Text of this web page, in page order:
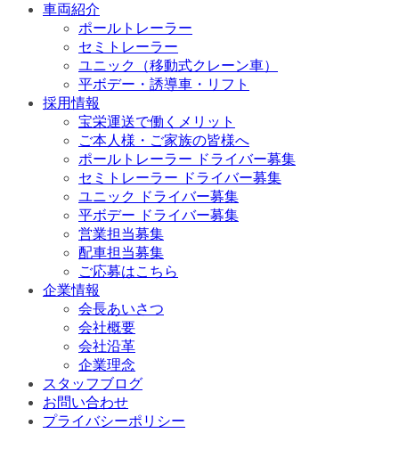
車両紹介
ポールトレーラー
セミトレーラー
ユニック（移動式クレーン車）
平ボデー・誘導車・リフト
採用情報
宝栄運送で働くメリット
ご本人様・ご家族の皆様へ
ポールトレーラー ドライバー募集
セミトレーラー ドライバー募集
ユニック ドライバー募集
平ボデー ドライバー募集
営業担当募集
配車担当募集
ご応募はこちら
企業情報
会長あいさつ
会社概要
会社沿革
企業理念
スタッフブログ
お問い合わせ
プライバシーポリシー